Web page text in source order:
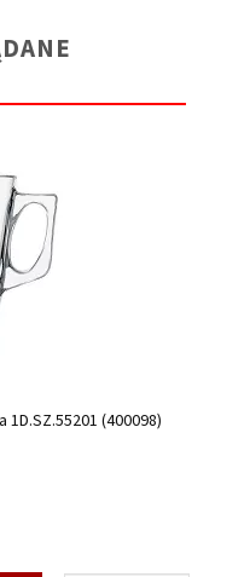
1D.SZ.55201 (400098)